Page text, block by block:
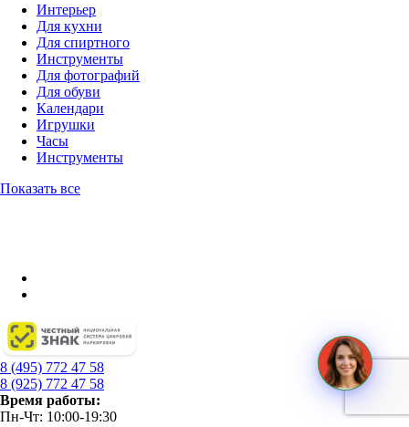
Интерьер
Для кухни
Для спиртного
Инструменты
Для фотографий
Для обуви
Календари
Игрушки
Часы
Инструменты
Показать все
8 (495) 772 47 58
8 (925) 772 47 58
Время работы:
Пн-Чт: 10:00-19:30